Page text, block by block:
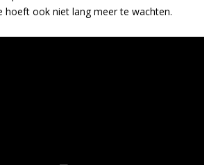
hoeft ook niet lang meer te wachten.